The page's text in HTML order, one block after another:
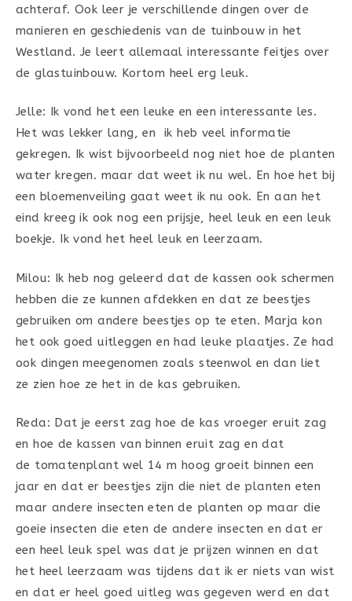
achteraf. Ook leer je verschillende dingen over de
manieren en geschiedenis van de tuinbouw in het
Westland. Je leert allemaal interessante feitjes over
de glastuinbouw. Kortom heel erg leuk.
Jelle: Ik vond het een leuke en een interessante les.
Het was lekker lang, en ik heb veel informatie
gekregen. Ik wist bijvoorbeeld nog niet hoe de planten
water kregen. maar dat weet ik nu wel. En hoe het bij
een bloemenveiling gaat weet ik nu ook. En aan het
eind kreeg ik ook nog een prijsje, heel leuk en een leuk
boekje. Ik vond het heel leuk en leerzaam.
Milou: Ik heb nog geleerd dat de kassen ook schermen
hebben die ze kunnen afdekken en dat ze beestjes
gebruiken om andere beestjes op te eten. Marja kon
het ook goed uitleggen en had leuke plaatjes. Ze had
ook dingen meegenomen zoals steenwol en dan liet
ze zien hoe ze het in de kas gebruiken.
Reda: Dat je eerst zag hoe de kas vroeger eruit zag
en hoe de kassen van binnen eruit zag en dat
de tomatenplant wel 14 m hoog groeit binnen een
jaar en dat er beestjes zijn die niet de planten eten
maar andere insecten eten de planten op maar die
goeie insecten die eten de andere insecten en dat er
een heel leuk spel was dat je prijzen winnen en dat
het heel leerzaam was tijdens dat ik er niets van wist
en dat er heel goed uitleg was gegeven werd en dat